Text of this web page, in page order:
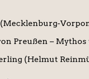
(Mecklenburg-
Preußen – Mythos
(Helmut